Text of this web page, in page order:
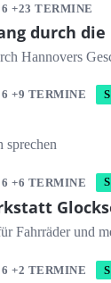
+23 TERMINE
durch
Hannovers
+9 TERMINE
sprechen
+6 TERMINE
Fahrräder und
+2 TERMINE